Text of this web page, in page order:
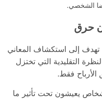
الشخصي.
حرق
تهدف إلى استكشاف المعاني
التقليدية التي تختزل
الأرباح فقط.
يعيشون تحت تأثير ما